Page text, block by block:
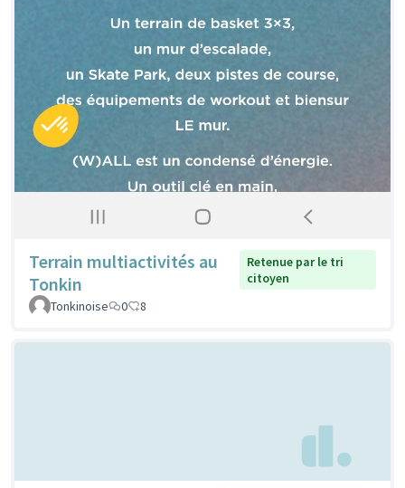
Terrain multiactivités au
Tonkin
Retenue par le tri
citoyen
Tonkinoise
0 8